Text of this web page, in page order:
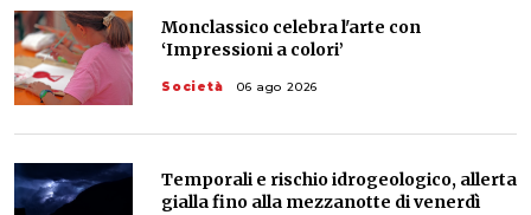
Monclassico celebra l'arte con
‘Impressioni a colori’
Società 06 ago 2026
Temporali e rischio idrogeologico, allerta
gialla fino alla mezzanotte di venerdì